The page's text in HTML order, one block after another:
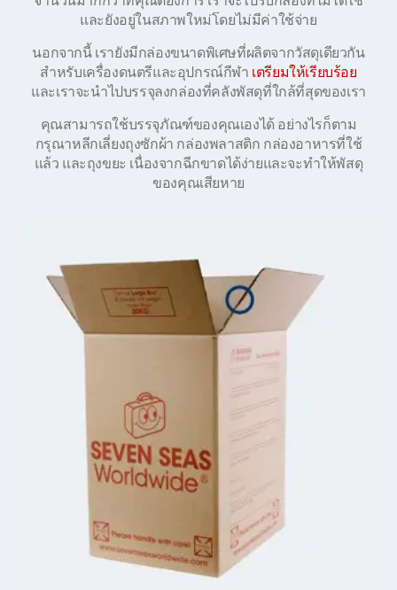
และยังอยู่ในสภาพใหม่โดยไม่มีค่าใช้จ่าย
นอกจากนี้ เรายังมีกล่องขนาดพิเศษที่ผลิตจากวัสดุเดียวกัน
สำหรับเครื่องดนตรีและอุปกรณ์กีฬา เตรียมให้เรียบร้อย
และเราจะนำไปบรรจุลงกล่องที่คลังพัสดุที่ใกล้ที่สุดของเรา
คุณสามารถใช้บรรจุภัณฑ์ของคุณเองได้ อย่างไรก็ตาม
กรุณาหลีกเลี่ยงถุงซักผ้า กล่องพลาสติก กล่องอาหารที่ใช้
แล้ว และถุงขยะ เนื่องจากฉีกขาดได้ง่ายและจะทำให้พัสดุ
ของคุณเสียหาย